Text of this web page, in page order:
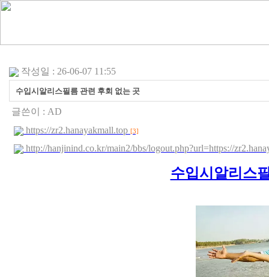
작성일 : 26-06-07 11:55
수입시알리스필름 관련 후회 없는 곳
글쓴이 : AD
https://zr2.hanayakmall.top [3]
http://hanjinind.co.kr/main2/bbs/logout.php?url=https://
수입시알리스